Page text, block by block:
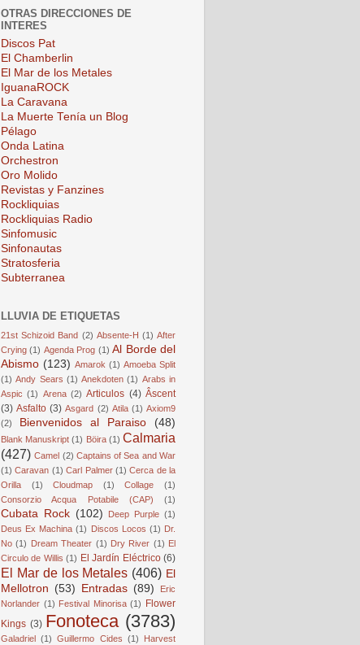
OTRAS DIRECCIONES DE
INTERES
Discos Pat
El Chamberlin
El Mar de los Metales
IguanaROCK
La Caravana
La Muerte Tenía un Blog
Pélago
Onda Latina
Orchestron
Oro Molido
Revistas y Fanzines
Rockliquias
Rockliquias Radio
Sinfomusic
Sinfonautas
Stratosferia
Subterranea
LLUVIA DE ETIQUETAS
21st Schizoid Band (2) Absente-H (1) After
Crying (1) Agenda Prog (1) Al Borde del
Abismo (123) Amarok (1) Amoeba Split
(1) Andy Sears (1) Anekdoten (1) Arabs in
Aspic (1) Arena (2) Articulos (4) Âscent
(3) Asfalto (3) Asgard (2) Atila (1) Axiom9
(2)
Bienvenidos al Paraiso (48)
Blank Manuskript (1) Böira (1) Calmaria
(427) Camel (2) Captains of Sea and War
(1) Caravan (1) Carl Palmer (1) Cerca de la
Orilla
(1) Cloudmap (1) Collage
(1)
Consorzio Acqua Potabile (CAP)
(1)
Cubata Rock (102) Deep Purple (1)
Deus Ex Machina (1) Discos Locos (1) Dr.
No (1) Dream Theater (1) Dry River (1) El
Circulo de Willis (1) El Jardín Eléctrico (6)
El Mar de los Metales (406) El
Mellotron (53) Entradas (89)
Eric
Norlander (1) Festival Minorisa (1) Flower
Kings (3) Fonoteca (3783)
Galadriel (1) Guillermo Cides (1)
Harvest